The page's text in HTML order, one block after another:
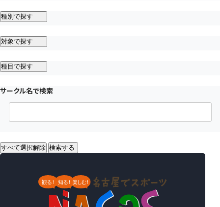
種別で探す
対象で探す
種目で探す
サークル名で検索
すべて選択解除 検索する